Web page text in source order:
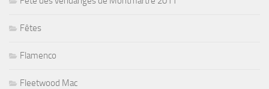
Fêtes
Flamenco
Fleetwood Mac